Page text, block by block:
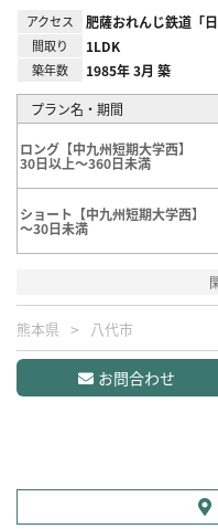
アクセス 肥薩おれんじ鉄道「日
間取り 1LDK
築年数 1985年 3月 築
プラン名・期間
ロング【中九州短期大学西】
30日以上～360日未満
ショート【中九州短期大学西】
～30日未満
熊本県 八代市
お問合わせ